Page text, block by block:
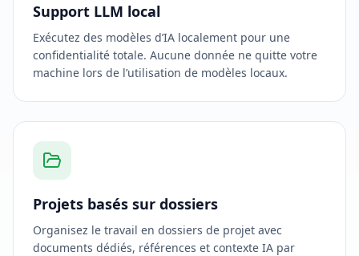
Support LLM local
Exécutez des modèles d’IA localement pour une
confidentialité totale. Aucune donnée ne quitte votre
machine lors de l’utilisation de modèles locaux.
Projets basés sur dossiers
Organisez le travail en dossiers de projet avec
documents dédiés, références et contexte IA par